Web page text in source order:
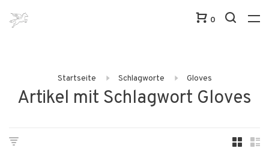
0
Startseite Schlagworte Gloves
Artikel mit Schlagwort Gloves